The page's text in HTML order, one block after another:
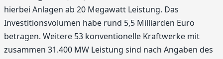
hierbei Anlagen ab 20 Megawatt Leistung. Das
Investitionsvolumen habe rund 5,5 Milliarden Euro
betragen. Weitere 53 konventionelle Kraftwerke mit
zusammen 31.400 MW Leistung sind nach Angaben des